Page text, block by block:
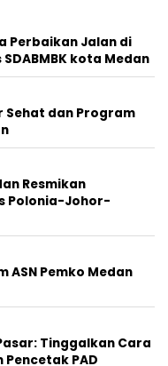
Perbaikan Jalan di
SDABMBK kota Medan
Sehat dan Program
Resmikan
Polonia-Johor-
ASN Pemko Medan
Tinggalkan Cara
Pencetak PAD